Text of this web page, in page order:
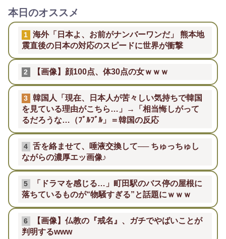
本日のオススメ
1
海外「日本よ、お前がナンバーワンだ」 熊本地
震直後の日本の対応のスピードに世界が衝撃
2 【画像】顔100点、体30点の女ｗｗｗ
3
韓国人「現在、日本人が苦々しい気持ちで韓国
を見ている理由がこちら…」→「相当悔しがって
るだろうな…（ﾌﾞﾙﾌﾞﾙ」＝韓国の反応
4
舌を絡ませて、唾液交換して── ちゅっちゅし
ながらの濃厚エッ画像♪
5
「ドラマを感じる…」町田駅のバス停の屋根に
落ちているものが“物騒すぎる”と話題にｗｗｗ
6
【画像】仏教の『戒名』、ガチでやばいことが
判明するwww